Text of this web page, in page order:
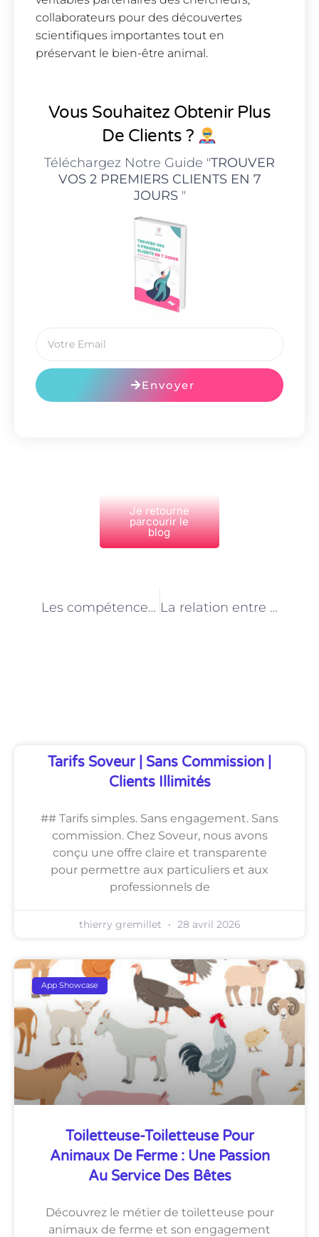
collaborateurs pour des découvertes
scientifiques importantes tout en
préservant le bien-être animal.
Vous Souhaitez Obtenir Plus
De Clients ?
Téléchargez Notre Guide "TROUVER
VOS 2 PREMIERS CLIENTS EN 7
JOURS"
Envoyer
Je retourne
parcourir le
blog
Les compétences en radiologie et imagerie médicale pour les techniciens en santé animale à Paris La relation entre le technicien en santé animale et les autres membres de l’équipe vétérinaire à Paris
Tarifs Soveur | Sans Commission |
Clients Illimités
## Tarifs simples. Sans engagement. Sans
commission. Chez Soveur, nous avons
conçu une offre claire et transparente
pour permettre aux particuliers et aux
professionnels de
thierry gremillet 28 avril 2026
App Showcase
Toiletteuse-Toiletteuse Pour
Animaux De Ferme : Une Passion
Au Service Des Bêtes
Découvrez le métier de toiletteuse pour
animaux de ferme et son engagement